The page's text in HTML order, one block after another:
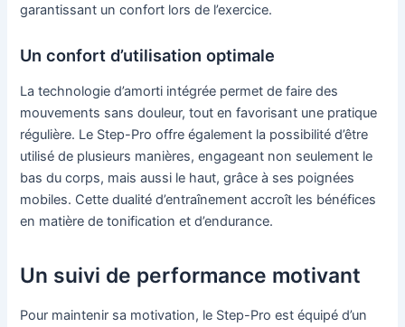
garantissant un confort lors de l’exercice.
Un confort d’utilisation optimale
La technologie d’amorti intégrée permet de faire des
mouvements sans douleur, tout en favorisant une pratique
régulière. Le Step-Pro offre également la possibilité d’être
utilisé de plusieurs manières, engageant non seulement le
bas du corps, mais aussi le haut, grâce à ses poignées
mobiles. Cette dualité d’entraînement accroît les bénéfices
en matière de tonification et d’endurance.
Un suivi de performance motivant
Pour maintenir sa motivation, le Step-Pro est équipé d’un